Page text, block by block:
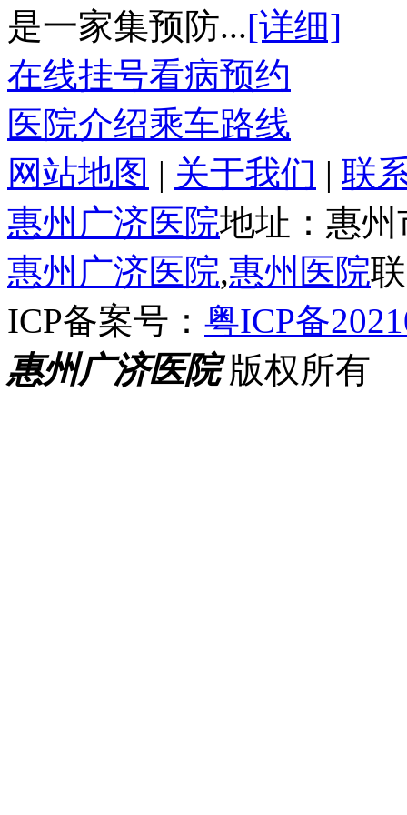
是一家集预防...[详细]
在线挂号看病预约
医院介绍乘车路线
网站地图 | 关于我们 | 联
惠州广济医院地址：惠
惠州广济医院,惠州医院
ICP备案号： 粤ICP备
惠州广济医院版权所有